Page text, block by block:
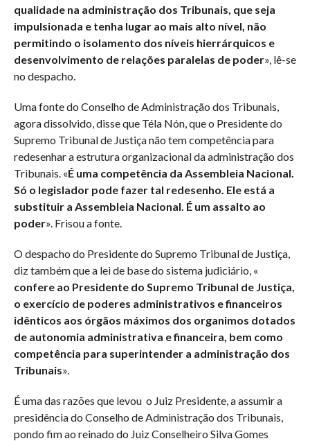
qualidade na administração dos Tribunais, que seja
impulsionada e tenha lugar ao mais alto nível, não
permitindo o isolamento dos níveis hierrárquicos e
desenvolvimento de relações paralelas de poder», lê-se
no despacho.
Uma fonte do Conselho de Administração dos Tribunais,
agora dissolvido, disse que Téla Nón, que o Presidente do
Supremo Tribunal de Justiça não tem competência para
redesenhar a estrutura organizacional da administração dos
Tribunais. «É uma competência da Assembleia Nacional.
Só o legislador pode fazer tal redesenho. Ele está a
substituir a Assembleia Nacional. É um assalto ao
poder». Frisou a fonte.
O despacho do Presidente do Supremo Tribunal de Justiça,
diz também que a lei de base do sistema judiciário, «
confere ao Presidente do Supremo Tribunal de Justiça,
o exercício de poderes administrativos e financeiros
idênticos aos órgãos máximos dos organimos dotados
de autonomia administrativa e financeira, bem como
competência para superintender a administração dos
Tribunais».
É uma das razões que levou o Juiz Presidente, a assumir a
presidência do Conselho de Administração dos Tribunais,
pondo fim ao reinado do Juiz Conselheiro Silva Gomes